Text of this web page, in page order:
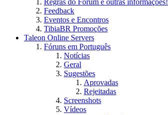
Regras do Fórum e outras informações!
Feedback
Eventos e Encontros
TibiaBR Promoções
Taleon Online Servers
Fóruns em Português
Notícias
Geral
Sugestões
Aprovadas
Rejeitadas
Screenshots
Vídeos